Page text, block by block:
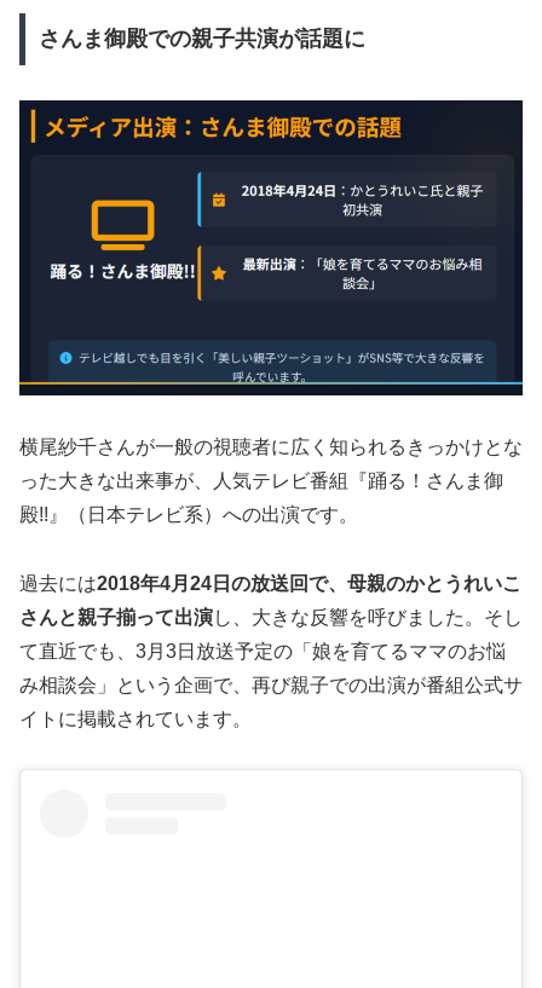
さんま御殿での親子共演が話題に
横尾紗千さんが一般の視聴者に広く知られるきっかけとな
った大きな出来事が、人気テレビ番組『踊る！さんま御
殿!!』（日本テレビ系）への出演です。
過去には2018年4月24日の放送回で、母親のかとうれいこ
さんと親子揃って出演し、大きな反響を呼びました。そし
て直近でも、3月3日放送予定の「娘を育てるママのお悩
み相談会」という企画で、再び親子での出演が番組公式サ
イトに掲載されています。